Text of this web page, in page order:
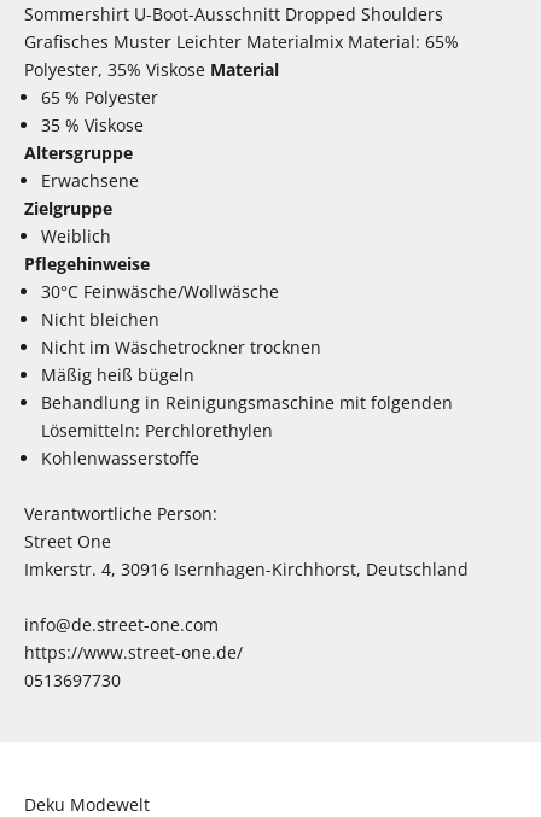
Sommershirt U-Boot-Ausschnitt Dropped Shoulders
Grafisches Muster Leichter Materialmix Material: 65%
Polyester, 35% Viskose Material
65 % Polyester
35 % Viskose
Altersgruppe
Erwachsene
Zielgruppe
Weiblich
Pflegehinweise
30°C Feinwäsche/Wollwäsche
Nicht bleichen
Nicht im Wäschetrockner trocknen
Mäßig heiß bügeln
Behandlung in Reinigungsmaschine mit folgenden
Lösemitteln: Perchlorethylen
Kohlenwasserstoffe
Verantwortliche Person:
Street One
Imkerstr. 4, 30916 Isernhagen-Kirchhorst, Deutschland
info@de.street-one.com
https://www.street-one.de/
0513697730
Deku Modewelt